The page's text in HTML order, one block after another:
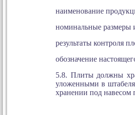
наименование
номинальные размеры
результаты контроля
обозначение
5.8. Плиты должны
уложенными в
хранении под